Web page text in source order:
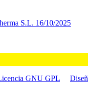
S.L. 16/10/2025
GNU GPL